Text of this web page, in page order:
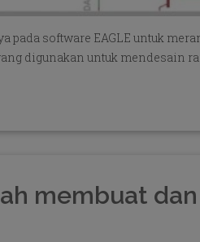
pada software EAGLE untuk
digunakan untuk mendesain
membuat